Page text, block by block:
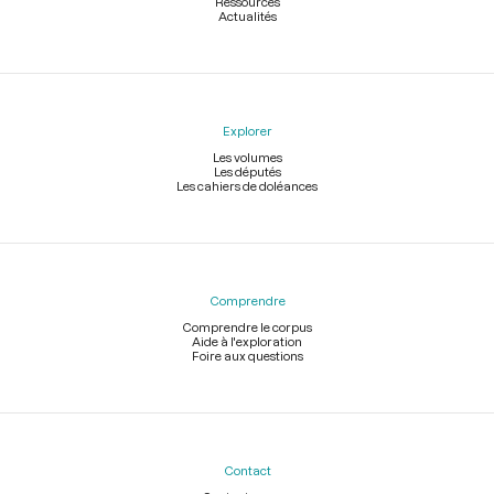
Actualités
Explorer
Les volumes
Les députés
Les cahiers de doléances
Comprendre
Comprendre le corpus
Aide à l'exploration
Foire aux questions
Contact